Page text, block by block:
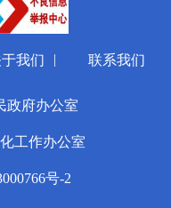
我们 | 联系我们
政府办公室
工作办公室
号-2